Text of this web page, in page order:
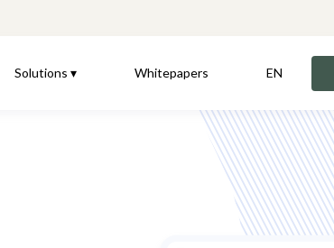
Solutions ▾ Whitepapers EN